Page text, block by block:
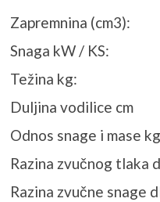
Zapremnina (cm3):
Snaga kW / KS:
Težina kg:
Duljina vodilice cm
Odnos snage i mase
Razina zvučnog tlaka
Razina zvučne snage